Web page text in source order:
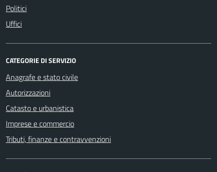
Politici
Uffici
CATEGORIE DI SERVIZIO
Anagrafe e stato civile
Autorizzazioni
Catasto e urbanistica
Imprese e commercio
Tributi, finanze e contravvenzioni